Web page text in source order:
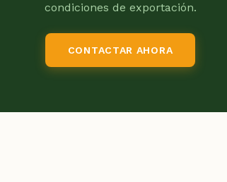
condiciones de exportación.
CONTACTAR AHORA